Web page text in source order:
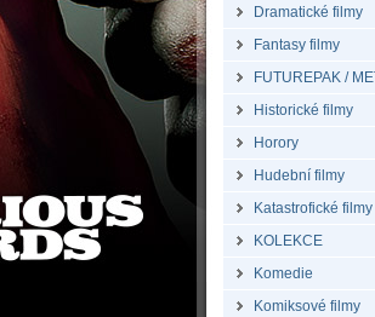
Dramatické filmy
Fantasy filmy
FUTUREPAK /
Historické filmy
Horory
Hudební filmy
Katastrofické filmy
KOLEKCE
Komedie
Komiksové filmy